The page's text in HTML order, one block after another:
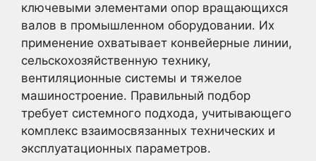
ключевыми элементами опор вращающихся
валов в промышленном оборудовании. Их
применение охватывает конвейерные линии,
сельскохозяйственную технику,
вентиляционные системы и тяжелое
машиностроение. Правильный подбор
требует системного подхода, учитывающего
комплекс взаимосвязанных технических и
эксплуатационных параметров.